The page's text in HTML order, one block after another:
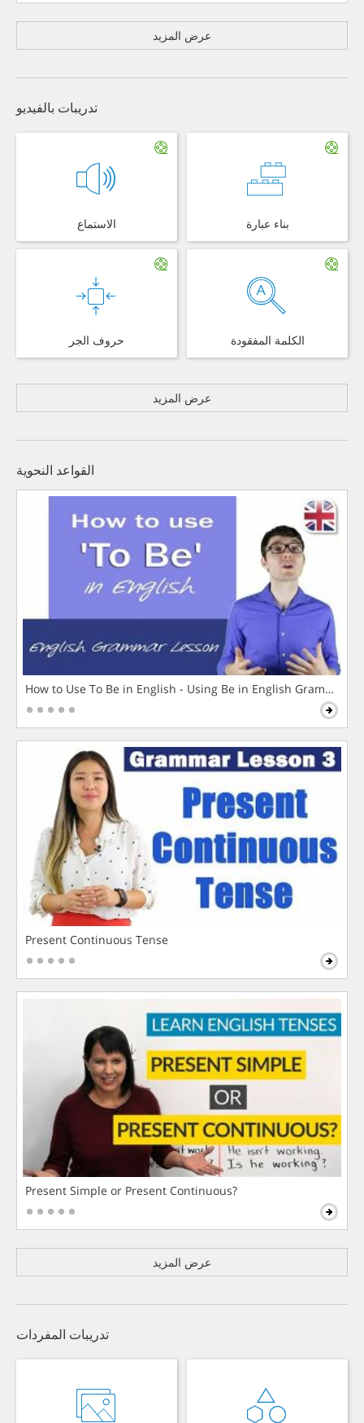
عرض المزيد
تدريبات بالفيديو
الاستماع بناء عبارة
حروف الجر الكلمة المفقودة
عرض المزيد
القواعد النحوية
How to Use To Be in English - Using Be in English Grammar
Present Continuous Tense
Present Simple or Present Continuous?
عرض المزيد
تدريبات المفردات